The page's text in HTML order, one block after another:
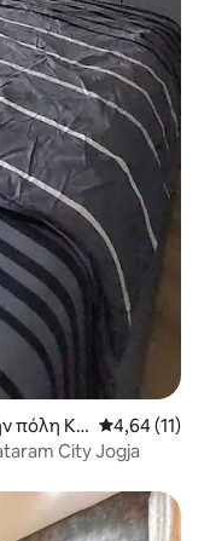
πόλη Ke Μέση
4,64 (11)
City Jogja